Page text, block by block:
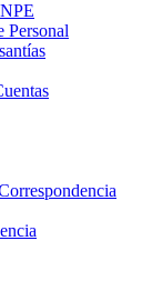
Personal